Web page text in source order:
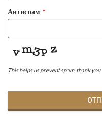
Антиспам *
This helps us prevent spam, thank you.